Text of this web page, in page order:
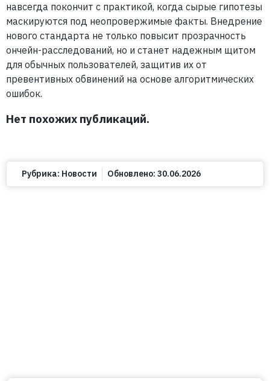
навсегда покончит с практикой, когда сырые гипотезы
маскируются под неопровержимые факты. Внедрение
нового стандарта не только повысит прозрачность
ончейн-расследований, но и станет надежным щитом
для обычных пользователей, защитив их от
превентивных обвинений на основе алгоритмических
ошибок.
Нет похожих публикаций.
Рубрика: Новости Обновлено: 30.06.2026